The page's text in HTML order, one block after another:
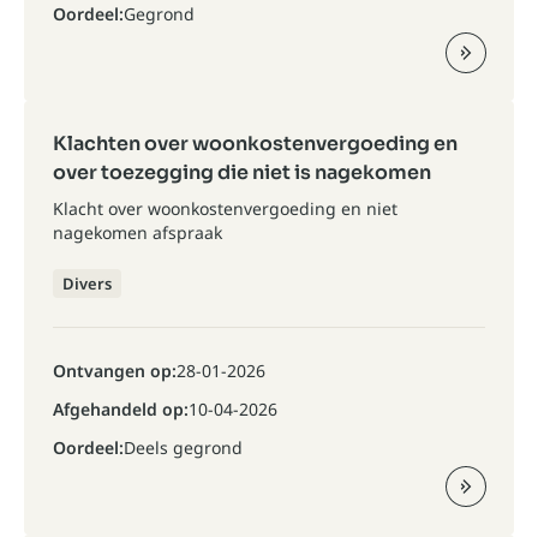
Oordeel:Gegrond
Klachten over woonkostenvergoeding en
over toezegging die niet is nagekomen
Klacht over woonkostenvergoeding en niet
nagekomen afspraak
Divers
Ontvangen op:28-01-2026
Afgehandeld op:10-04-2026
Oordeel:Deels gegrond